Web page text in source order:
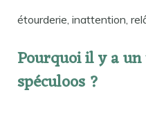
étourderie, inattention,
Pourquoi il y a
spéculoos ?